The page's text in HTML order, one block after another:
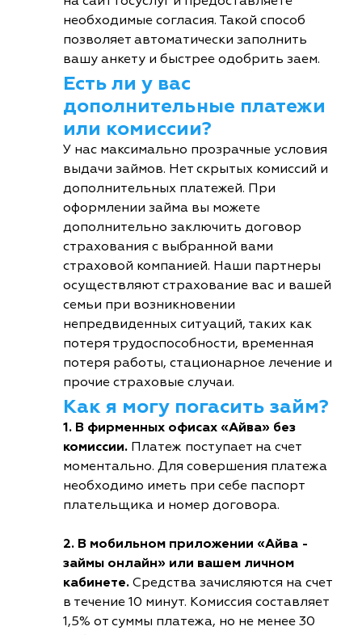
необходимые согласия. Такой способ
позволяет автоматически заполнить
вашу анкету и быстрее одобрить заем.
Есть ли у вас
дополнительные платежи
или комиссии?
У нас максимально прозрачные условия
выдачи займов. Нет скрытых комиссий и
дополнительных платежей. При
оформлении займа вы можете
дополнительно заключить договор
страхования с выбранной вами
страховой компанией. Наши партнеры
осуществляют страхование вас и вашей
семьи при возникновении
непредвиденных ситуаций, таких как
потеря трудоспособности, временная
потеря работы, стационарное лечение и
прочие страховые случаи.
Как я могу погасить займ?
1. В фирменных офисах «Айва» без
комиссии. Платеж поступает на счет
моментально. Для совершения платежа
необходимо иметь при себе паспорт
плательщика и номер договора.
2. В мобильном приложении «Айва -
займы онлайн» или вашем личном
кабинете. Средства зачисляются на счет
в течение 10 минут. Комиссия составляет
1,5% от суммы платежа, но не менее 30